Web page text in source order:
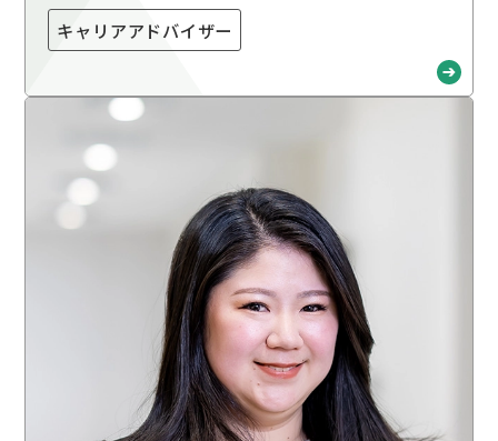
キャリアアドバイザー